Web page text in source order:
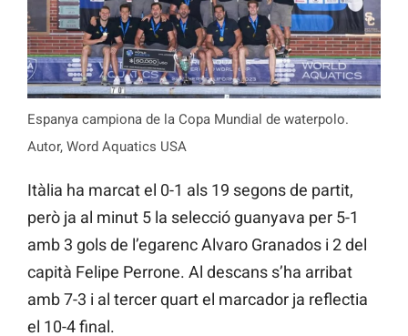
Espanya campiona de la Copa Mundial de waterpolo.
Autor, Word Aquatics USA
Itàlia ha marcat el 0-1 als 19 segons de partit,
però ja al minut 5 la selecció guanyava per 5-1
amb 3 gols de l’egarenc Alvaro Granados i 2 del
capità Felipe Perrone. Al descans s’ha arribat
amb 7-3 i al tercer quart el marcador ja reflectia
el 10-4 final.